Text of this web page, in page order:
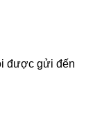
được gửi đến